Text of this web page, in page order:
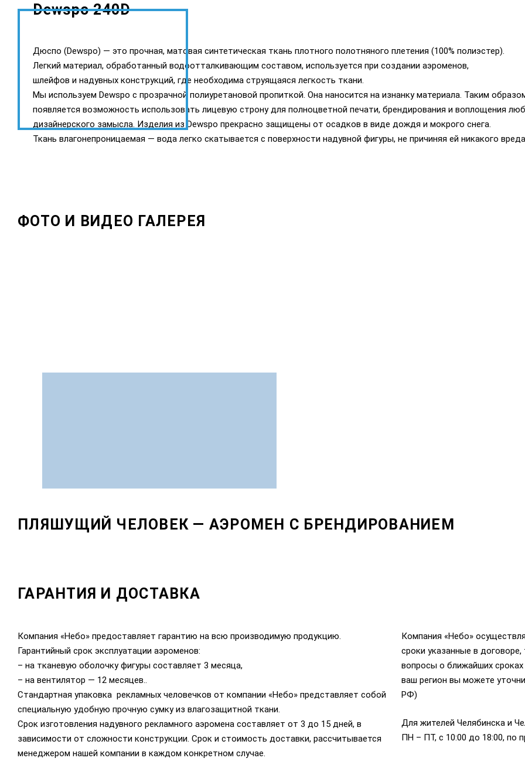
Dewspo 240D
Дюспо (Dewspo) — это прочная, матовая синтетическая ткань плотного полотняного плетения (100% полиэстер).
Легкий материал, обработанный водоотталкивающим составом, используется при создании аэроменов,
шлейфов и надувных конструкций, где необходима струящаяся легкость ткани.
Мы используем Dewspo c прозрачной полиуретановой пропиткой. Она наносится на изнанку материала. Таким
появляется возможность использовать лицевую строну для полноцветной печати, брендирования и воплощения
дизайнерского замысла. Изделия из Dewspo прекрасно защищены от осадков в виде дождя и мокрого снега.
Ткань влагонепроницаемая — вода легко скатывается с поверхности надувной фигуры, не причиняя ей никакого
ФОТО И ВИДЕО ГАЛЕРЕЯ
ПЛЯШУЩИЙ ЧЕЛОВЕК — АЭРОМЕН С БРЕНДИРОВАНИЕМ
ГАРАНТИЯ И ДОСТАВКА
Компания «Небо» предоставляет гарантию на всю производимую продукцию.
Гарантийный срок эксплуатации аэроменов:
– на тканевую оболочку фигуры составляет 3 месяца,
– на вентилятор — 12 месяцев..
Стандартная упаковка рекламных человечков от компании «Небо» представляет собой
специальную удобную прочную сумку из влагозащитной ткани.
Срок изготовления надувного рекламного аэромена составляет от 3 до 15 дней, в
зависимости от сложности конструкции. Срок и стоимость доставки, рассчитывается
менеджером нашей компании в каждом конкретном случае.
Компания «Небо»
сроки указанные в
вопросы о ближайших
ваш регион вы можете
РФ)
Для жителей Челябинска и
ПН – ПТ, с 10:00 до 18:00, по